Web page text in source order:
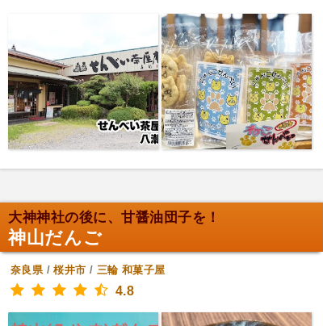
大神神社の後に、甘醤油団子を！
神山だんご
奈良県/桜井市 / 三輪 和菓子屋
4.8